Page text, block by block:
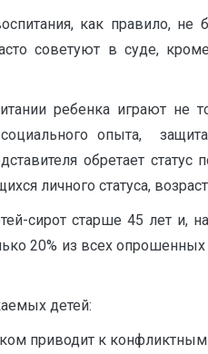
как правило, не
советуют в суде,
ребенка играют
опыта,
обретает
личного статуса,
сирот старше 45 лет и,
20% из всех
детей:
приводит к конфликтным